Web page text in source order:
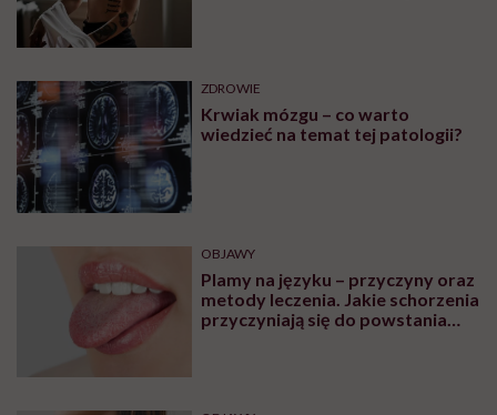
ZDROWIE
Krwiak mózgu – co warto
wiedzieć na temat tej patologii?
OBJAWY
Plamy na języku – przyczyny oraz
metody leczenia. Jakie schorzenia
przyczyniają się do powstania